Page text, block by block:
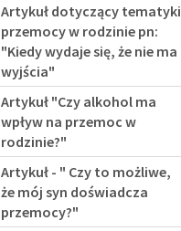
Artykuł dotyczący tematyki
przemocy w rodzinie pn:
"Kiedy wydaje się, że nie ma
wyjścia"
Artykuł "Czy alkohol ma
wpływ na przemoc w
rodzinie?"
Artykuł - " Czy to możliwe,
że mój syn doświadcza
przemocy?"